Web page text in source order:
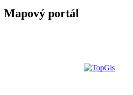
Mapový portál